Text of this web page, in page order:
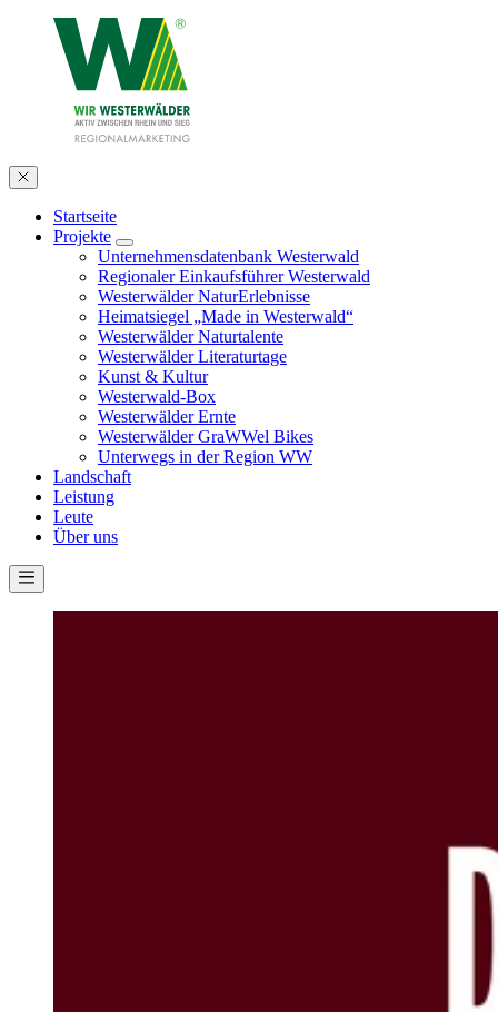
Startseite
Projekte
Unternehmensdatenbank Westerwald
Regionaler Einkaufsführer Westerwald
Westerwälder NaturErlebnisse
Heimatsiegel „Made in Westerwald“
Westerwälder Naturtalente
Westerwälder Literaturtage
Kunst & Kultur
Westerwald-Box
Westerwälder Ernte
Westerwälder GraWWel Bikes
Unterwegs in der Region WW
Landschaft
Leistung
Leute
Über uns